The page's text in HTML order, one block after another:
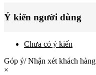
Ý kiến người dùng
Chưa có ý kiến
Góp ý/ Nhận xét khách hàng
×